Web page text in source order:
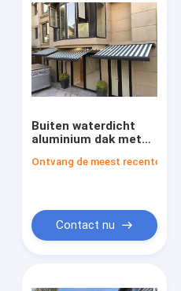
Buiten waterdicht
aluminium dak met
zwembad 6m*4m
Ontvang de meest recente
Contact nu